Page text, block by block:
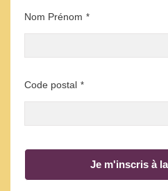
Nom Prénom *
Code postal *
Je m'inscris à